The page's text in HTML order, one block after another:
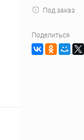
Под заказ
Поделиться